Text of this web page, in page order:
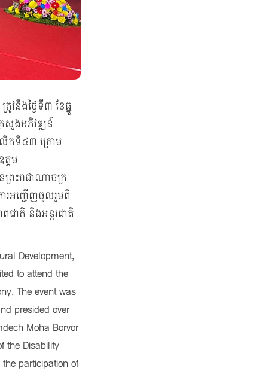
នឹងថ្ងៃទី៣ ខែធ្នូ
សួងអភិវឌ្ឍន៍
ើកទី៤៣ ក្រោម
តម
រះរាជាណាចក្រ
រអញ្ជើញចូលរួមពី
ាតិ និងអន្តរជាតិ
Development,
to attend the
The event was
presided over
Moha Borvor
the Disability
participation of